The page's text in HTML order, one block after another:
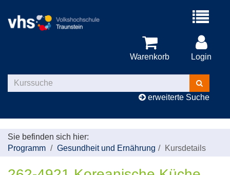
Menü
Warenkorb Login
Kurse
suchen
erweiterte Suche
Sie befinden sich hier:
Programm
Gesundheit und Ernährung Kursdetails